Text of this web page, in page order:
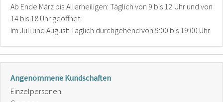
Ab Ende März bis Allerheiligen: Täglich von 9 bis 12 Uhr und von
14 bis 18 Uhr geöffnet.
Im Juli und August: Täglich durchgehend von 9:00 bis 19:00 Uhr
Angenommene Kundschaften
Einzelpersonen